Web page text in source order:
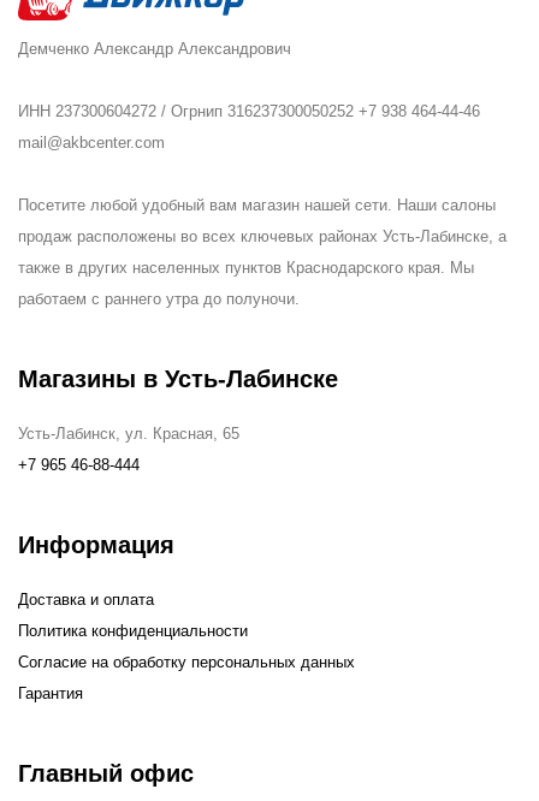
Демченко Александр Александрович
ИНН 237300604272 / Огрнип 316237300050252 +7 938 464-44-46
mail@akbcenter.com
Посетите любой удобный вам магазин нашей сети. Наши салоны
продаж расположены во всех ключевых районах Усть-Лабинске, а
также в других населенных пунктов Краснодарского края. Мы
работаем с раннего утра до полуночи.
Магазины в Усть-Лабинске
Усть-Лабинск, ул. Красная, 65
+7 965 46-88-444
Информация
Доставка и оплата
Политика конфиденциальности
Согласие на обработку персональных данных
Гарантия
Главный офис